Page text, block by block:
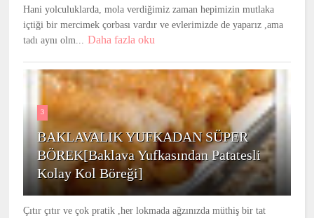
Hani yolculuklarda, mola verdiğimiz zaman hepimizin mutlaka
içtiği bir mercimek çorbası vardır ve evlerimizde de yaparız ,ama
tadı aynı olm... Daha fazla oku
3
BAKLAVALIK YUFKADAN SÜPER
BÖREK[Baklava Yufkasından Patatesli
Kolay Kol Böreği]
Çıtır çıtır ve çok pratik ,her lokmada ağzınızda müthiş bir tat